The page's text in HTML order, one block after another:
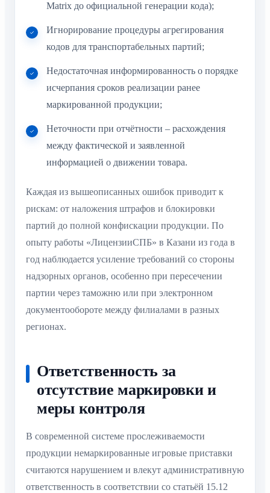
Matrix до официальной генерации кода);
Игнорирование процедуры агрегирования
кодов для транспортабельных партий;
Недостаточная информированность о порядке
исчерпания сроков реализации ранее
маркированной продукции;
Неточности при отчётности – расхождения
между фактической и заявленной
информацией о движении товара.
Каждая из вышеописанных ошибок приводит к
рискам: от наложения штрафов и блокировки
партий до полной конфискации продукции. По
опыту работы «ЛицензииСПБ» в Казани из года в
год наблюдается усиление требований со стороны
надзорных органов, особенно при пересечении
партии через таможню или при электронном
документообороте между филиалами в разных
регионах.
Ответственность за
отсутствие маркировки и
меры контроля
В современной системе прослеживаемости
продукции немаркированные игровые приставки
считаются нарушением и влекут административную
ответственность в соответствии со статьёй 15.12